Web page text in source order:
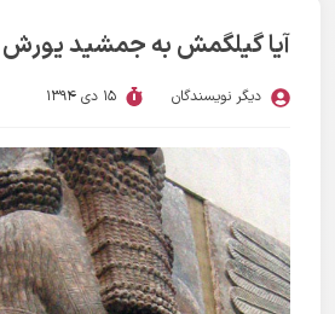
آیا گیلگمش به جمشید یورش
دیگر نویسندگان 15 دی 1394